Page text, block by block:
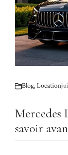
Blog,Location
Mercedes
savoir